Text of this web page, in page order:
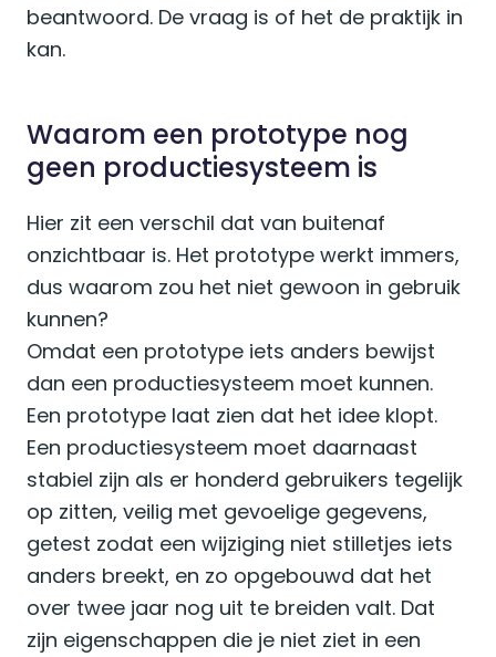
beantwoord. De vraag is of het de praktijk in
kan.
Waarom een prototype nog
geen productiesysteem is
Hier zit een verschil dat van buitenaf
onzichtbaar is. Het prototype werkt immers,
dus waarom zou het niet gewoon in gebruik
kunnen?
Omdat een prototype iets anders bewijst
dan een productiesysteem moet kunnen.
Een prototype laat zien dat het idee klopt.
Een productiesysteem moet daarnaast
stabiel zijn als er honderd gebruikers tegelijk
op zitten, veilig met gevoelige gegevens,
getest zodat een wijziging niet stilletjes iets
anders breekt, en zo opgebouwd dat het
over twee jaar nog uit te breiden valt. Dat
zijn eigenschappen die je niet ziet in een